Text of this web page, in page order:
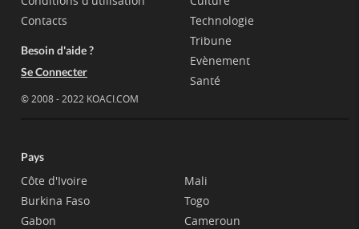
Contacts
Besoin d'aide ?
Se Connecter
© 2008 - 2022 KOACI.COM
Technologie
Tribune
Evènement
Santé
Pays
Côte d'Ivoire
Burkina Faso
Gabon
Mali
Togo
Cameroun